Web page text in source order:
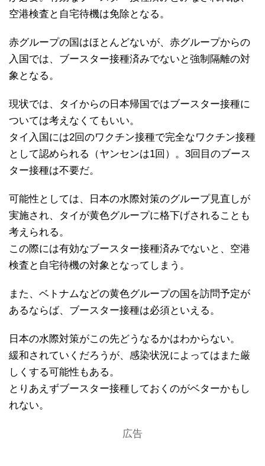
空港検査と自宅待機は免除となる。
赤グループの国はほとんどないが、赤グループからの
入国では、ブースター接種済みでないと強制隔離の対
象となる。
現状では、タイからの日本帰国ではブースター接種に
ついては考えなくてもいい。
タイ入国には2回のワクチン接種で完全なワクチン接種
として認められる（ヤンセンは1回）。3回目のブース
ター接種は不要だ。
可能性としては、日本の水際対策のグループ見直しが
実施され、タイが黄色グループに格下げされることも
考えられる。
この際には有効なブースター接種済みでないと、空港
検査と自宅待機の対象となってしまう。
また、ベトナムなどの黄色グループの国を訪問予定が
あるならば、ブースター接種は必須といえる。
日本の水際対策がこの先どうなるかはわからない。
緩和されていくだろうが、感染状況によってはまた厳
しくする可能性もある。
とりあえずブースター接種しておくのがベターかもし
れない。
広告